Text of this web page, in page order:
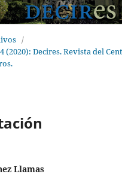
/
(2020): Decires. Revista del
Llamas